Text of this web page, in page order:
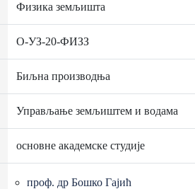
Физика земљишта
О-УЗ-20-ФИЗЗ
Биљна производња
Управљање земљиштем и водама
основне академске студије
проф. др Бошко Гајић